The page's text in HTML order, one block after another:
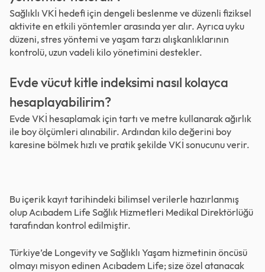
Sağlıklı VKİ hedefi için dengeli beslenme ve düzenli fiziksel
aktivite en etkili yöntemler arasında yer alır. Ayrıca uyku
düzeni, stres yöntemi ve yaşam tarzı alışkanlıklarının
kontrolü, uzun vadeli kilo yönetimini destekler.
Evde vücut kitle indeksimi nasıl kolayca
hesaplayabilirim?
Evde VKİ hesaplamak için tartı ve metre kullanarak ağırlık
ile boy ölçümleri alınabilir. Ardından kilo değerini boy
karesine bölmek hızlı ve pratik şekilde VKİ sonucunu verir.
Bu içerik kayıt tarihindeki bilimsel verilerle hazırlanmış
olup Acıbadem Life Sağlık Hizmetleri Medikal Direktörlüğü
tarafından kontrol edilmiştir.
Türkiye’de Longevity ve Sağlıklı Yaşam hizmetinin öncüsü
olmayı misyon edinen Acıbadem Life; size özel atanacak